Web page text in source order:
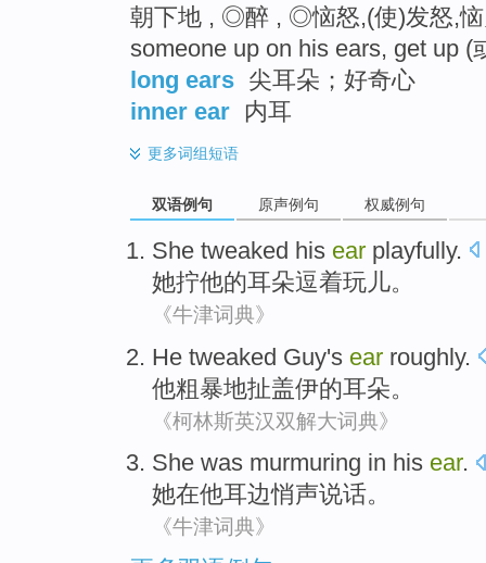
朝下地 , ◎醉 , ◎恼怒,(使)发怒,恼
someone up on his ears, get up
long ears 尖耳朵；好奇心
inner ear 内耳
更多词组短语
双语例句 原声例句 权威例句
She tweaked his ear playfully.
她拧他的耳朵逗着玩儿。
《牛津词典》
He tweaked Guy's ear roughly.
他粗暴地扯盖伊的耳朵。
《柯林斯英汉双解大词典》
She was murmuring in his ear.
她在他耳边悄声说话。
《牛津词典》